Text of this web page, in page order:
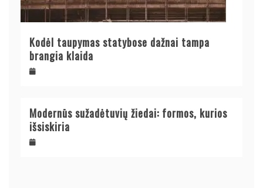
Kodėl taupymas statybose dažnai tampa
brangia klaida
Modernūs sužadėtuvių žiedai: formos, kurios
išsiskiria